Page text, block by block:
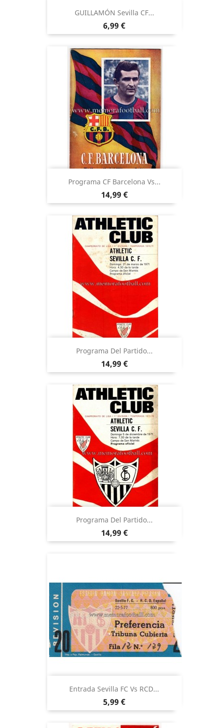
GUILLAMÓN Sevilla CF...
Precio
6,99 €
Programa CF Barcelona Vs...
Precio
14,99 €
Programa Del Partido...
Precio
14,99 €
Programa Del Partido...
Precio
14,99 €
Entrada Sevilla FC Vs RCD...
Precio
5,99 €